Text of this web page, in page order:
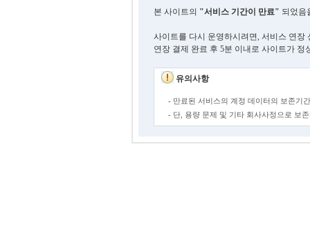
본 사이트의 "서비스 기간이 만료" 되었음
사이트를 다시 운영하시려면, 서비스 연장
연장 결제 완료 후 5분 이내로 사이트가 정
유의사항
- 만료된 서비스의 계정 데이터의 보존기
- 단, 용량 문제 및 기타 회사사정으로 보